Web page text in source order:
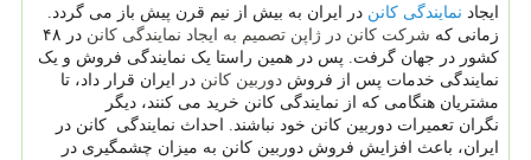
ایجاد نمایندگی کانن در ایران به بیش از نیم قرن پیش باز می گردد.
زمانی که شرکت کانن در ژاپن تصمیم به ایجاد نمایندگی کانن
در ۴۸
کشور در جهان گرفت. پس در همین راستا یک نمایندگی فروش و یک
نمایندگی خدمات پس از فروش دوربین کانن در ایران قرار داد، تا
مشتریان هنگامی که از نمایندگی کانن خرید می کنند، دیگر
نگران تعمیرات دوربین کانن خود نباشند. احداث نمایندگی کانن در
ایران، باعث افزایش فروش دوربین کانن به میزان چشمگیری در